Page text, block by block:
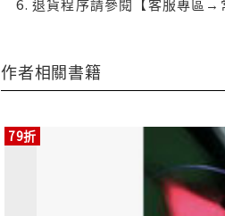
作者相關書籍
79折